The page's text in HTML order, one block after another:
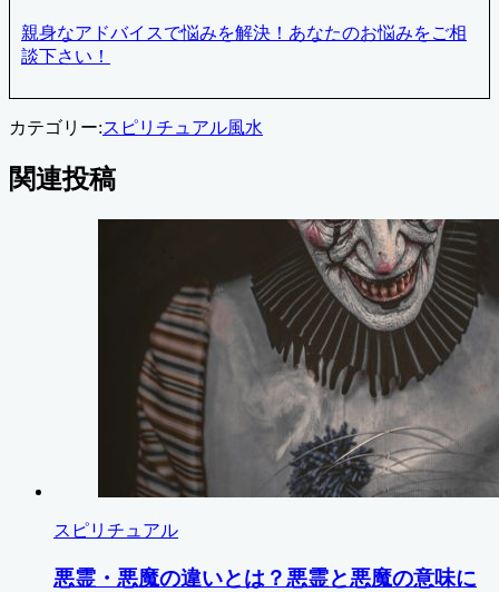
親身なアドバイスで悩みを解決！あなたのお悩みをご相
談下さい！
カテゴリー:スピリチュアル風水
関連投稿
スピリチュアル
悪霊・悪魔の違いとは？悪霊と悪魔の意味に